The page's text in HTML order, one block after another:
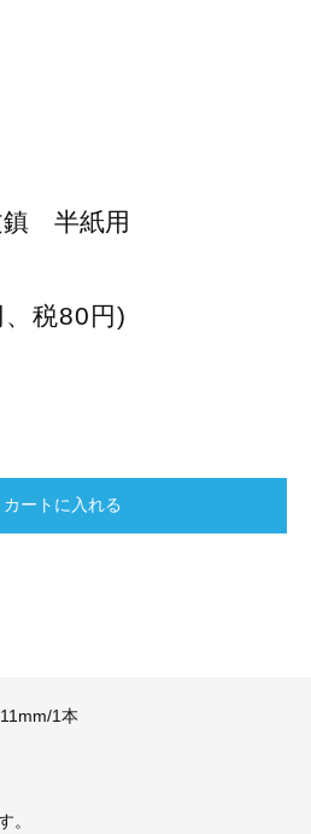
鎮 半紙用
税80円)
カートに入れる
1本
。